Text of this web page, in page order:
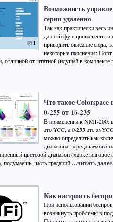
1
Возможность
серии удаленно
Так как практически весь
данный функционал есть, и
приводить описание сюда,
некоторые пояснения:
отличной от штатной (идущей в
Что такое Colorspace
0-255 от 16-235
В применении к NMT-200:
это YCC, а 0-255 это
можно определить как
диапазона, передаваемого
цветовой диапазон (маркетинговое
подумаешь, чаcть градаций …читать далее
Как настроить
При использовании
возникнуть проблемы в